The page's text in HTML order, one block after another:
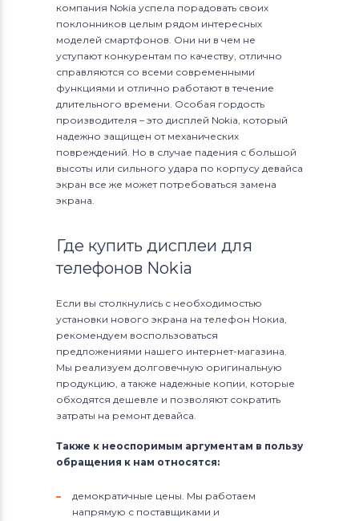
компания Nokia успела порадовать своих
поклонников целым рядом интересных
моделей смартфонов. Они ни в чем не
уступают конкурентам по качеству, отлично
справляются со всеми современными
функциями и отлично работают в течение
длительного времени. Особая гордость
производителя – это дисплей Nokia, который
надежно защищен от механических
повреждений. Но в случае падения с большой
высоты или сильного удара по корпусу девайса
экран все же может потребоваться замена
экрана.
Где купить дисплеи для
телефонов Nokia
Если вы столкнулись с необходимостью
установки нового экрана на телефон Нокиа,
рекомендуем воспользоваться
предложениями нашего интернет-магазина.
Мы реализуем долговечную оригинальную
продукцию, а также надежные копии, которые
обходятся дешевле и позволяют сократить
затраты на ремонт девайса.
Также к неоспоримым аргументам в пользу
обращения к нам относятся:
демократичные цены. Мы работаем
напрямую с поставщиками и